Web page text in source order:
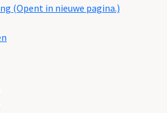
(Opent in nieuwe pagina.)